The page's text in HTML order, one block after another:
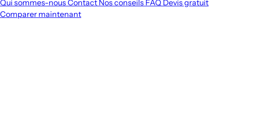
Qui sommes-nous Contact Nos conseils FAQ Devis gratuit
Comparer maintenant